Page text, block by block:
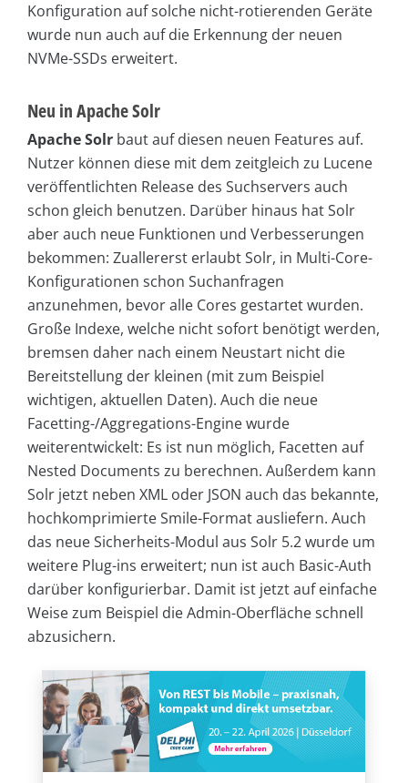
Konfiguration auf solche nicht-rotierenden Geräte
wurde nun auch auf die Erkennung der neuen
NVMe-SSDs erweitert.
Neu in Apache Solr
Apache Solr baut auf diesen neuen Features auf.
Nutzer können diese mit dem zeitgleich zu Lucene
veröffentlichten Release des Suchservers auch
schon gleich benutzen. Darüber hinaus hat Solr
aber auch neue Funktionen und Verbesserungen
bekommen: Zuallererst erlaubt Solr, in Multi-Core-
Konfigurationen schon Suchanfragen
anzunehmen, bevor alle Cores gestartet wurden.
Große Indexe, welche nicht sofort benötigt werden,
bremsen daher nach einem Neustart nicht die
Bereitstellung der kleinen (mit zum Beispiel
wichtigen, aktuellen Daten). Auch die neue
Facetting-/Aggregations-Engine wurde
weiterentwickelt: Es ist nun möglich, Facetten auf
Nested Documents zu berechnen. Außerdem kann
Solr jetzt neben XML oder JSON auch das bekannte,
hochkomprimierte Smile-Format ausliefern. Auch
das neue Sicherheits-Modul aus Solr 5.2 wurde um
weitere Plug-ins erweitert; nun ist auch Basic-Auth
darüber konfigurierbar. Damit ist jetzt auf einfache
Weise zum Beispiel die Admin-Oberfläche schnell
abzusichern.